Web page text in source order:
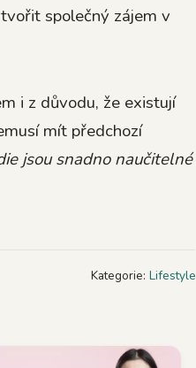
společný zájem v
i z důvodu, že existují
mít předchozí
jsou snadno naučitelné
Kategorie: Lifestyle